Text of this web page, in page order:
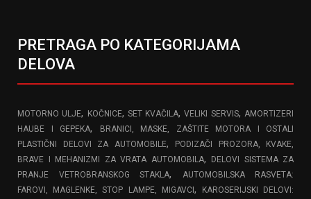
PRETRAGA PO KATEGORIJAMA
DELOVA
MOTORNO ULJE, KOČNICE, SET KVAČILA,VELIKI SERVIS,AMORTIZERI
HAUBE I GEPEKA,
BRANICI, MASKE, ZAŠTITE MOTORA I OSTALI
PLASTIČNI DELOVI ZA AUTOMOBILE,
PODIZAČI PROZORA, KVAKE,
BRAVE I MEHANIZMI ZA VRATA AUTOMOBILA,
DELOVI SISTEMA ZA
PRANJE VETROBRANSKOG STAKLA,
AUTOMOBILSKA RASVETA:
FAROVI, MAGLENKE, STOP LAMPE, MIGAVCI ,
KAROSERIJSKI DELOVI: